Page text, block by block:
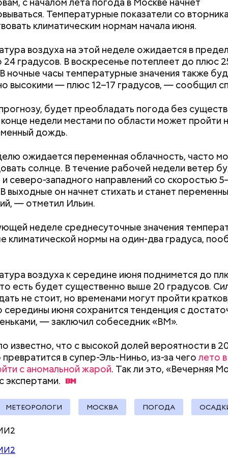
Температурные показатели со
климатическим нормам начала июня.
воздуха на этой неделе ожидается в
24 градусов. В воскресенье потеплеет до плюс
ночные часы температурные значения также
высокими — плюс 12–17 градусов, — сообщил
будет преобладать погода без
конце недели местами по области может пройти
дождь.
ожидается переменная облачность, часто
солнце. В течение рабочей недели ветер
северо-западного направлений со скоростью
выходные он начнет стихать и станет
— отметил Ильин.
неделе среднесуточные значения
климатической нормы на один-два градуса,
воздуха к середине июня поднимется до
есть будет существенно выше 20 градусов.
не стоит, но временами могут пройти
середины июня сохранится тенденция с
— заключил собеседник «ВМ».
известно, что с высокой долей вероятности в
в супер-Эль-Ниньо, из-за чеголето
с аномальной жарой. Так ли это, «Вечерняя
экспертами.
МЕТЕОРОЛОГИ МОСКВА ПОГОДА
день холостяка
устраивают вечеринки, играют в
наслаждаясь свободой и независимостью,
может быть и так, что через год они уже не
порезанные кубиками, нужно легко обжарить на
К ним добавляются зелень петрушки, чеснок,
Получается очень вкусно, — поделился
из кабачков
предупредила: не для всех дыня может
первую очередь ее стоит есть с осторожностью
диабетом;
Гилман, которого просят
освободить США
Москве летом